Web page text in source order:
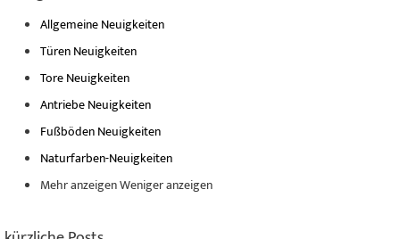
Allgemeine Neuigkeiten
Türen Neuigkeiten
Tore Neuigkeiten
Antriebe Neuigkeiten
Fußböden Neuigkeiten
Naturfarben-Neuigkeiten
Mehr anzeigenWeniger anzeigen